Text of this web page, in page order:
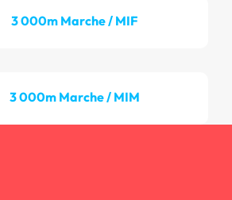
3 000m Marche / MIF
3 000m Marche / MIM